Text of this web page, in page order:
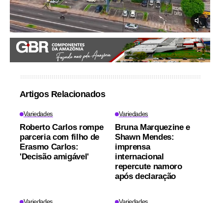
Artigos Relacionados
Variedades
Roberto Carlos rompe
parceria com filho de
Erasmo Carlos:
'Decisão amigável'
Variedades
Bruna Marquezine e
Shawn Mendes:
imprensa
internacional
repercute namoro
após declaração